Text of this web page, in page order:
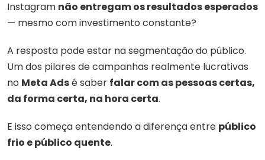
Instagram não entregam os resultados esperados
— mesmo com investimento constante?
A resposta pode estar na segmentação do público.
Um dos pilares de campanhas realmente lucrativas
no Meta Adsé saber falar com as pessoas certas,
da forma certa, na hora certa.
E isso começa entendendo a diferença entre público
frio e público quente.